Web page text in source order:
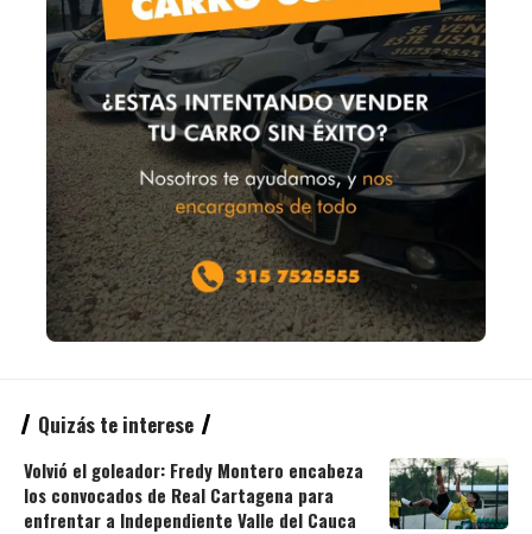
Quizás te interese
Volvió el goleador: Fredy Montero encabeza
los convocados de Real Cartagena para
enfrentar a Independiente Valle del Cauca